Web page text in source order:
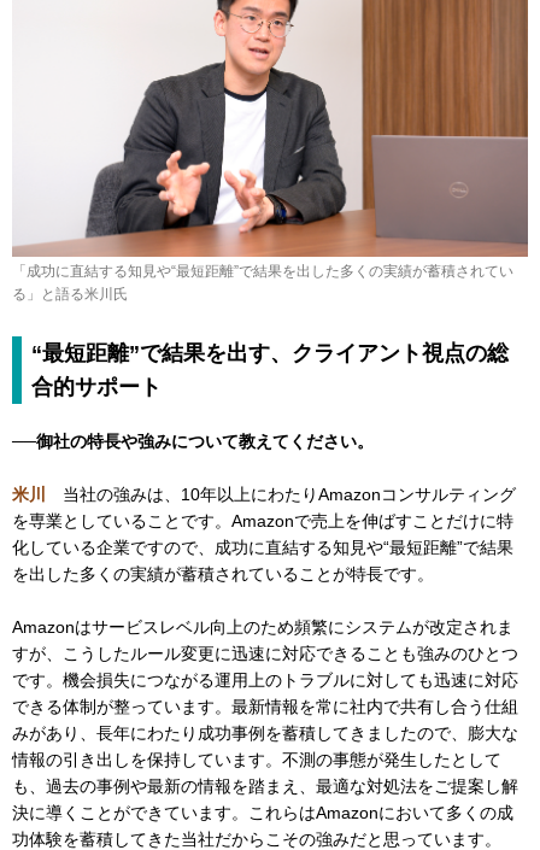
「成功に直結する知見や“最短距離”で結果を出した多くの実績が蓄積されてい
る」と語る米川氏
“最短距離”で結果を出す、クライアント視点の総
合的サポート
──御社の特長や強みについて教えてください。
米川
当社の強みは、10年以上にわたりAmazonコンサルティング
を専業としていることです。Amazonで売上を伸ばすことだけに特
化している企業ですので、成功に直結する知見や“最短距離”で結果
を出した多くの実績が蓄積されていることが特長です。
Amazonはサービスレベル向上のため頻繁にシステムが改定されま
すが、こうしたルール変更に迅速に対応できることも強みのひとつ
です。機会損失につながる運用上のトラブルに対しても迅速に対応
できる体制が整っています。最新情報を常に社内で共有し合う仕組
みがあり、長年にわたり成功事例を蓄積してきましたので、膨大な
情報の引き出しを保持しています。不測の事態が発生したとして
も、過去の事例や最新の情報を踏まえ、最適な対処法をご提案し解
決に導くことができています。これらはAmazonにおいて多くの成
功体験を蓄積してきた当社だからこその強みだと思っています。